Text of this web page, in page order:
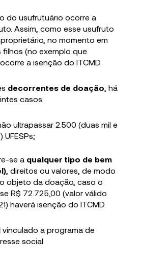
do usufrutuário ocorre a
Assim, como esse usufruto
no momento em
(no exemplo que
a isenção do ITCMD.
decorrentes de doação , há
casos:
ultrapassar 2.500 (duas mil e
UFESPs;
se a qualquer tipo de bem
, direitos ou valores, de modo
objeto da doação, caso o
R$ 72.725,00 (valor válido
haverá isenção do ITCMD.
vinculado a programa de
social.